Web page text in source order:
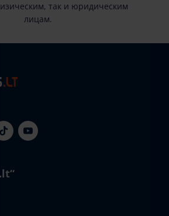
так и юридическим
лицам.